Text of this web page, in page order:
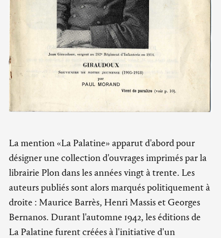
La mention «La Palatine» apparut d'abord pour
désigner une collection d'ouvrages imprimés par la
librairie Plon dans les années vingt à trente. Les
auteurs publiés sont alors marqués politiquement à
droite : Maurice Barrès, Henri Massis et Georges
Bernanos. Durant l'automne 1942, les éditions de
La Palatine furent créées à l'initiative d'un